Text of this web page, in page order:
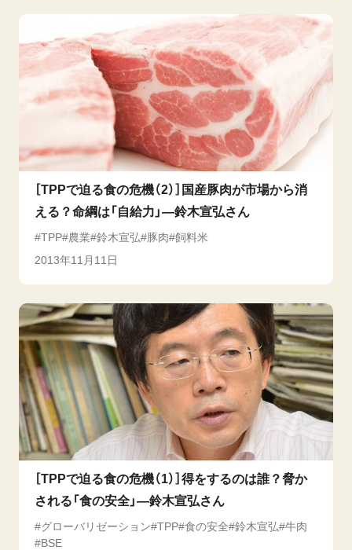
［TPPで迫る食の危機（2）］国産豚肉が市場から消
える？命綱は「自給力」―鈴木宣弘さん
TPP 農業 鈴木宣弘 豚肉 飼料米
2013年11月11日
［TPPで迫る食の危機（1）］得をするのは誰？脅か
される「食の安全」―鈴木宣弘さん
グローバリゼーション TPP 食の安全 鈴木宣弘 牛肉
BSE